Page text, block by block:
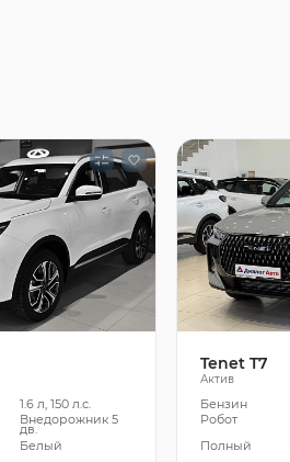
1.6 л, 150 л.с.
Внедорожник 5
дв.
Белый
Tenet T7
Актив
Бензин
Робот
Полный